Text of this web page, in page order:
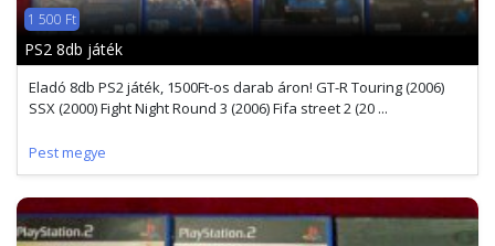
1 500 Ft
PS2 8db játék
Eladó 8db PS2 játék, 1500Ft-os darab áron! GT-R Touring (2006)
SSX (2000) Fight Night Round 3 (2006) Fifa street 2 (20 ...
Pest megye